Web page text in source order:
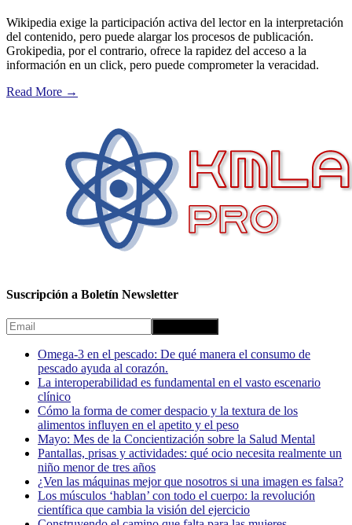
Wikipedia exige la participación activa del lector en la interpretación
del contenido, pero puede alargar los procesos de publicación.
Grokipedia, por el contrario, ofrece la rapidez del acceso a la
información en un click, pero puede comprometer la veracidad.
Read More →
Suscripción a Boletín Newsletter
Omega-3 en el pescado: De qué manera el consumo de
pescado ayuda al corazón.
La interoperabilidad es fundamental en el vasto escenario
clínico
Cómo la forma de comer despacio y la textura de los
alimentos influyen en el apetito y el peso
Mayo: Mes de la Concientización sobre la Salud Mental
Pantallas, prisas y actividades: qué ocio necesita realmente un
niño menor de tres años
¿Ven las máquinas mejor que nosotros si una imagen es falsa?
Los músculos ‘hablan’ con todo el cuerpo: la revolución
científica que cambia la visión del ejercicio